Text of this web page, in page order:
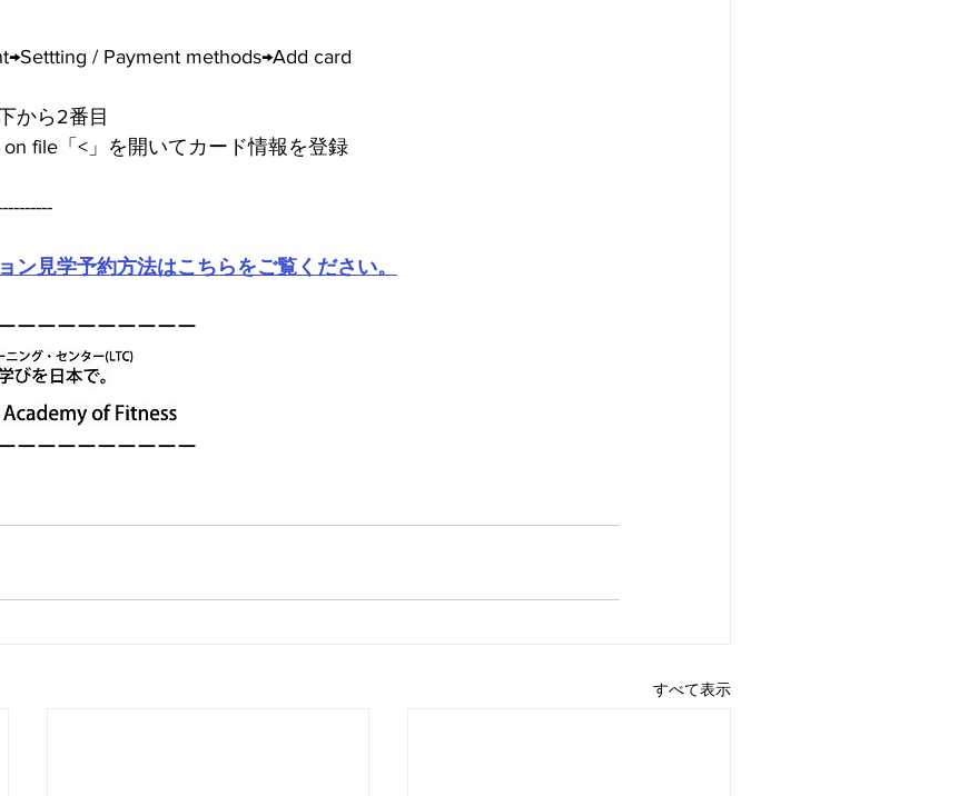
/ Payment methods→Add card
から2番目
file「<」を開いてカード情報を登録
ン見学予約方法はこちらをご覧ください。
ーーーーーーーーー
ーーーーーーーーー
すべて表示